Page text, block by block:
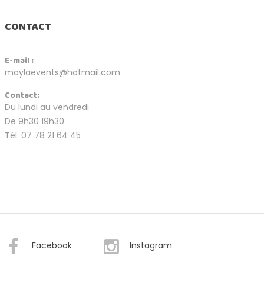
CONTACT
E-mail :
maylaevents@hotmail.com
Contact:
Du lundi au vendredi
De 9h30 19h30
Tél: 07 78 21 64 45
Facebook Instagram